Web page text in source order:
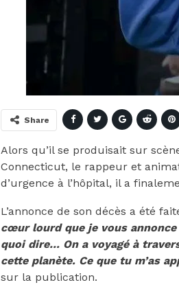
Share
Alors qu’il se produisait sur
Connecticut, le rappeur et
d’urgence à l’hôpital, il a
L’annonce de son décès a été
cœur lourd que je vous annonce
quoi dire… On a voyagé à
cette planète. Ce que tu m’as
sur la publication.